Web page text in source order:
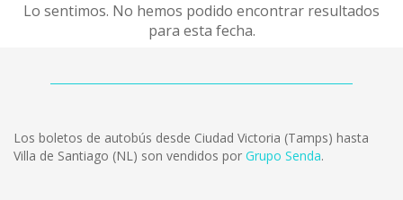
Lo sentimos. No hemos podido encontrar resultados
para esta fecha.
Los boletos de autobús desde Ciudad Victoria (Tamps) hasta
Villa de Santiago (NL) son vendidos por Grupo Senda.